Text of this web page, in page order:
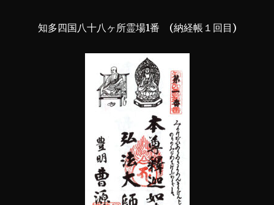
知多四国八十八ヶ所霊場1番 (納経帳１回目)